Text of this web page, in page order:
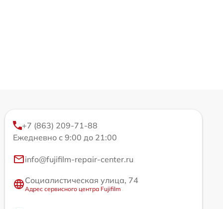
+7 (863) 209-71-88
Ежедневно с 9:00 до 21:00
info@fujifilm-repair-center.ru
Социалистическая улица, 74
Адрес сервисного центра Fujifilm